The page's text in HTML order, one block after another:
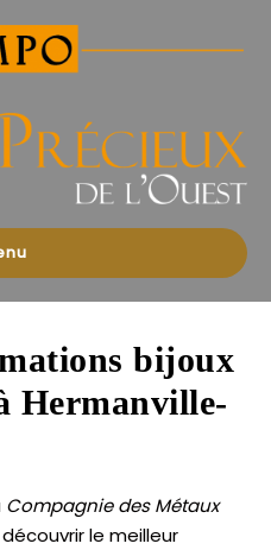
bijoux
Hermanville-
Compagnie des Métaux
le meilleur